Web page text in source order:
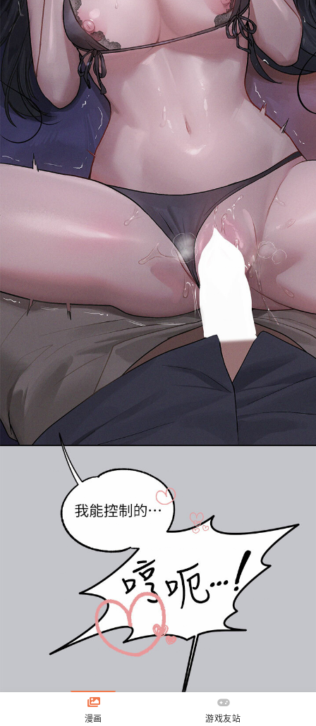
漫画 游戏友站